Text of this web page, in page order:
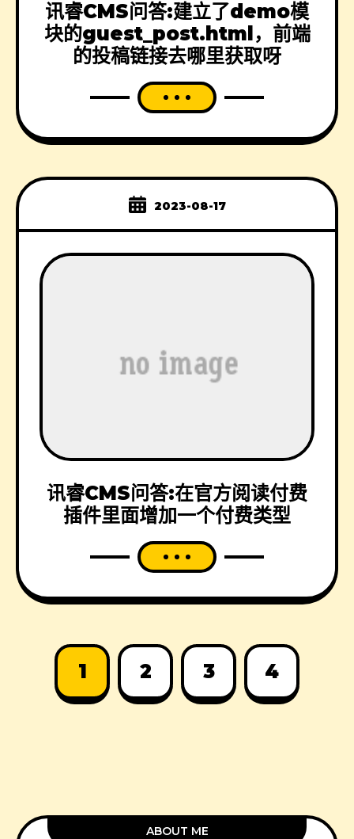
讯睿CMS问答:建立了demo模
块的guest_post.html，前端
的投稿链接去哪里获取呀
2023-08-17
讯睿CMS问答:在官方阅读付费
插件里面增加一个付费类型
1 2 3 4
ABOUT ME